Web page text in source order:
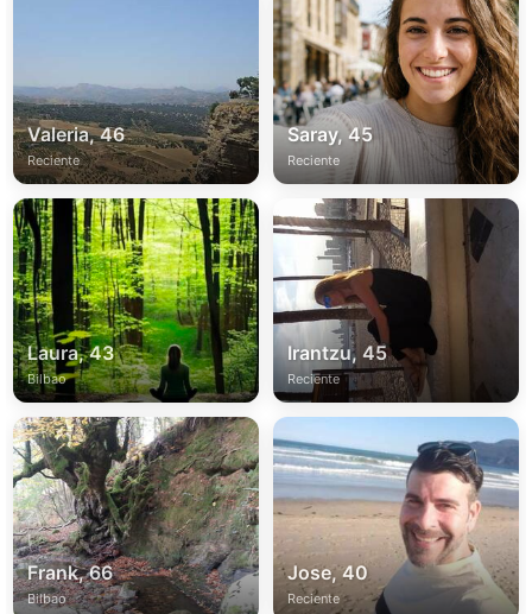
Valeria, 46
Reciente
Saray, 45
Reciente
Laura, 43
Bilbao
Irantzu, 45
Reciente
Frank, 66
Bilbao
Jose, 40
Reciente